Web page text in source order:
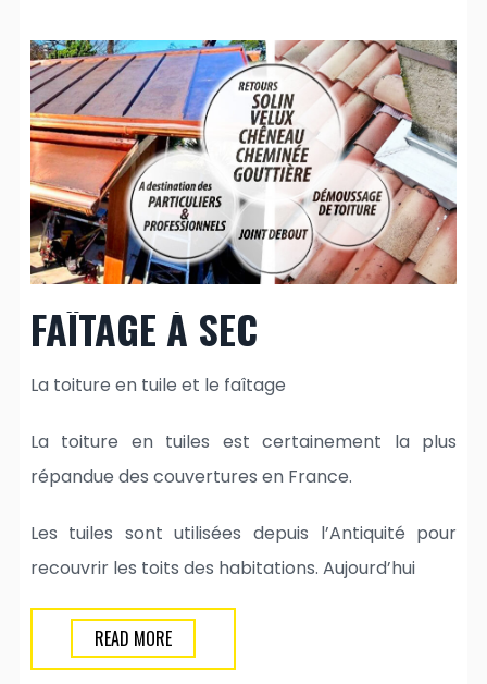
FAÎTAGE À SEC
La toiture en tuile et le faîtage
La toiture en tuiles est certainement la plus
répandue des couvertures en France.
Les tuiles sont utilisées depuis l’Antiquité pour
recouvrir les toits des habitations. Aujourd’hui
READ MORE